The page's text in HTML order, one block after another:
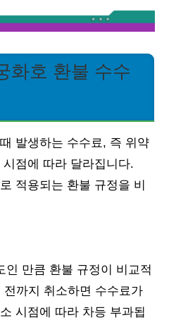
화호 환불 수수
발생하는 수수료, 즉 위약
점에 따라 달라집니다.
적용되는 환불 규정을 비
인 만큼 환불 규정이 비교적
까지 취소하면 수수료가
시점에 따라 차등 부과됩